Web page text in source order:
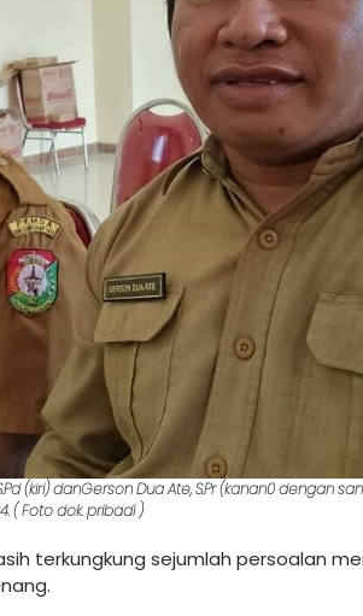
(kiri) danGerson Dua Ate, S.Pr (kanan0 dengan
( Foto dok. pribadi )
terkungkung sejumlah persoalan